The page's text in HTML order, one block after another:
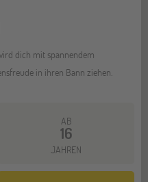
dich mit spannendem
in ihren Bann ziehen.
AB
16
JAHREN